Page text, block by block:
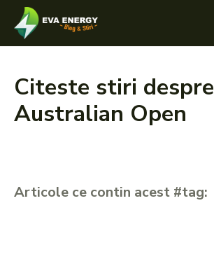
Citeste stiri despre
Australian Open
Articole ce contin acest #tag: